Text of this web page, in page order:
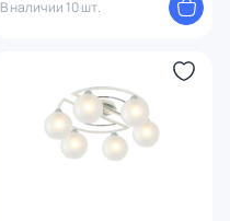
В наличии 10 шт.